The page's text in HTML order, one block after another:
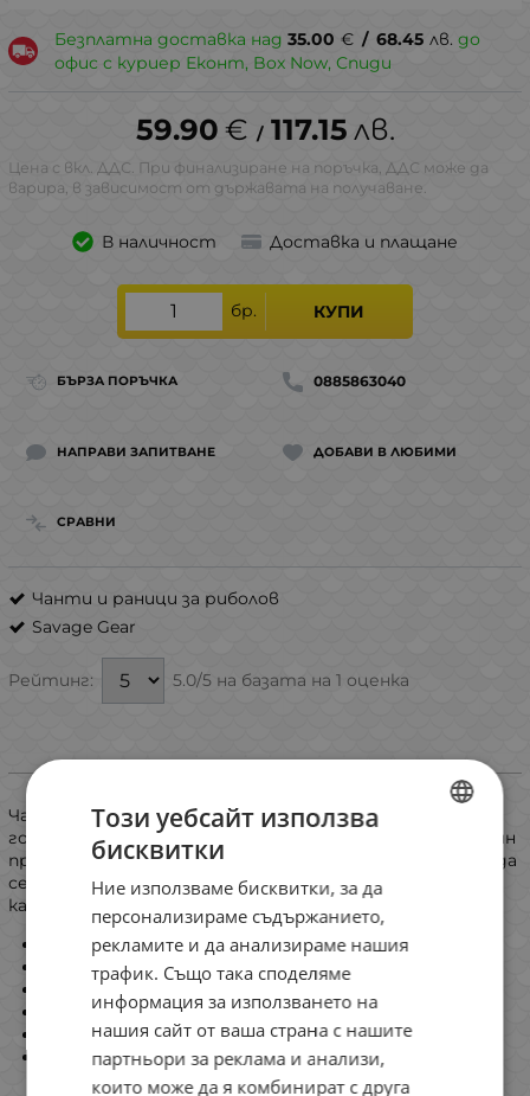
Безплатна доставка над 35.00 € / 68.45 лв. до
офис с куриер Еконт, Box Now, Спиди
59.90 € / 117.15 лв.
Цена с вкл. ДДС. При финализиране на поръчка, ДДС може да
варира, в зависимост от държавата на получаване.
В наличност Доставка и плащане
бр. КУПИ
БЪРЗА ПОРЪЧКА 0885863040
НАПРАВИ ЗАПИТВАНЕ ДОБАВИ В ЛЮБИМИ
СРАВНИ
Чанти и раници за риболов
Savage Gear
Рейтинг: 5.0/5 на базата на 1 оценка
Чанта със страхотен дизайн за спининг риболов с
голямо основно отделение, два странични джоба, един
преден джоб и прозрачен джоб вътре в капака.Може да
се използва както от брега, така и за от лодка или
каяк.
Големи ципове
Ергономична презрамка
Лесно достъпно основно отделение
Два странични джоба и един преден джоб
Прозрачен джоб отвътре на капака
Спомагателен ластик за прикрепяне на дрехи
Този уебсайт използва
бисквитки
Ние използваме бисквитки, за да
персонализираме съдържанието,
рекламите и да анализираме нашия
трафик. Също така споделяме
информация за използването на
нашия сайт от ваша страна с нашите
партньори за реклама и анализи,
които може да я комбинират с друга